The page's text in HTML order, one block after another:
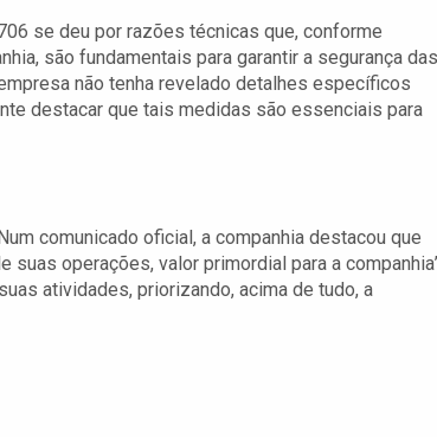
se deu por razões técnicas que, conforme
são fundamentais para garantir a segurança das
não tenha revelado detalhes específicos
destacar que tais medidas são essenciais para
comunicado oficial, a companhia destacou que
operações, valor primordial para a
atividades, priorizando, acima de tudo, a